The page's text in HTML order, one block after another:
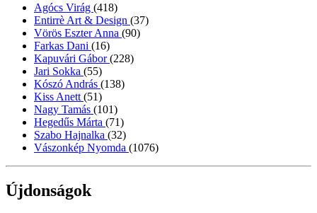
Agócs Virág (418)
Entirrè Art & Design (37)
Vörös Eszter Anna (90)
Farkas Dani (16)
Kapuvári Gábor(228)
Jari Sokka (55)
Kószó András (138)
Kiss Anett (51)
Nagy Tamás (101)
Hegedűs Márta (71)
Szabo Hajnalka (32)
Vászonkép Nyomda (1076)
Újdonságok